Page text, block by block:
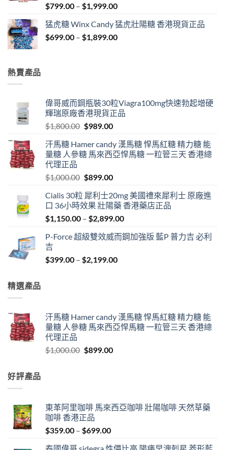
$799.00 – $1,999.00Price
$799.00
through
猛虎糖 Winx Candy 猛虎壯陽糖 香港現貨正品
$699.00 – $1,899.00Price
熱賣產品
偉哥威而鋼瓶裝30粒Viagra100mg快速勃起增硬
輝瑞原廠香港現貨正品
$1,800.00 Original
was:
$1,800.00.
$989.00Current
is:
$989.00.
汗馬糖 Hamer candy 漢馬糖 悍馬紅糖 精力糖 能
量糖 人參糖 馬來西亞悍馬糖 一粒管三天 香港總
代理正品
$1,000.00 Original
was:
$1,000.00.
$899.00Current
is:
$899.00.
Cialis 30粒 犀利士20mg 美國禮來犀利士 原廠進
口 36小時效果 壯陽藥 香港藥店正品
$1,150.00 – $2,899.00Price
$1,150.00
P-Force 超級雙效威而鋼加強版 藍P 普力吉 必利
吉
$399.00 – $2,199.00Price
精選產品
汗馬糖 Hamer candy 漢馬糖 悍馬紅糖 精力糖 能
量糖 人參糖 馬來西亞悍馬糖 一粒管三天 香港總
代理正品
$1,000.00 Original
$899.00Current
好評產品
東革阿里咖啡 馬來西亞咖啡 壯陽咖啡 天然草藥
咖啡 香港正品
$359.00 – $699.00Price
泰國偉哥 sidegra 性價比高 陽痿早洩剋星 菱形藍